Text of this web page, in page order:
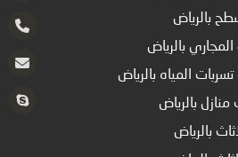
بالرياض
بالرياض
المياه بالرياض
بالرياض
بالرياض